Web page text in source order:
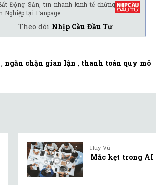
Động Sản, tin nhanh kinh tế chứng
Nghiệp tại Fanpage.
Theo dõi Nhịp Cầu Đầu Tư
, ngăn chặn gian lận , thanh toán quy mô
Huy Vũ
Mắc kẹt trong AI